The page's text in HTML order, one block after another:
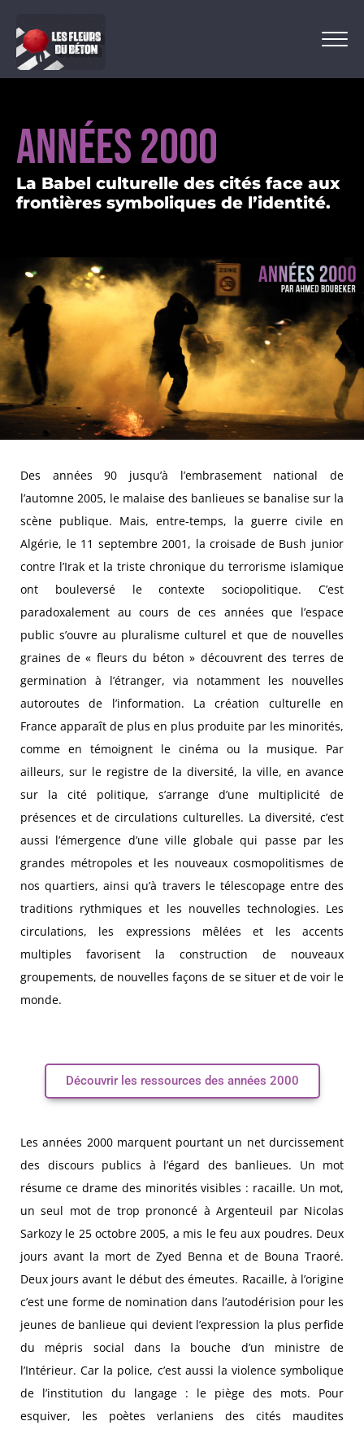
ANNÉES 2000
La Babel culturelle des cités face aux
frontières symboliques de l’identité.
Des années 90 jusqu’à l’embrasement national de
l’automne 2005, le malaise des banlieues se banalise sur la
scène publique. Mais, entre-temps, la guerre civile en
Algérie, le 11 septembre 2001, la croisade de Bush junior
contre l’Irak et la triste chronique du terrorisme islamique
ont bouleversé le contexte sociopolitique. C’est
paradoxalement au cours de ces années que l’espace
public s’ouvre au pluralisme culturel et que de nouvelles
graines de « fleurs du béton » découvrent des terres de
germination à l’étranger, via notamment les nouvelles
autoroutes de l’information. La création culturelle en
France apparaît de plus en plus produite par les minorités,
comme en témoignent le cinéma ou la musique. Par
ailleurs, sur le registre de la diversité, la ville, en avance
sur la cité politique, s’arrange d’une multiplicité de
présences et de circulations culturelles. La diversité, c’est
aussi l’émergence d’une ville globale qui passe par les
grandes métropoles et les nouveaux cosmopolitismes de
nos quartiers, ainsi qu’à travers le télescopage entre des
traditions rythmiques et les nouvelles technologies. Les
circulations, les expressions mêlées et les accents
multiples favorisent la construction de nouveaux
groupements, de nouvelles façons de se situer et de voir le
monde.
Découvrir les ressources des années 2000
Les années 2000 marquent pourtant un net durcissement
des discours publics à l’égard des banlieues. Un mot
résume ce drame des minorités visibles : racaille. Un mot,
un seul mot de trop prononcé à Argenteuil par Nicolas
Sarkozy le 25 octobre 2005, a mis le feu aux poudres. Deux
jours avant la mort de Zyed Benna et de Bouna Traoré.
Deux jours avant le début des émeutes. Racaille, à l’origine
c’est une forme de nomination dans l’autodérision pour les
jeunes de banlieue qui devient l’expression la plus perfide
du mépris social dans la bouche d’un ministre de
l’Intérieur. Car la police, c’est aussi la violence symbolique
de l’institution du langage : le piège des mots. Pour
esquiver, les poètes verlaniens des cités maudites